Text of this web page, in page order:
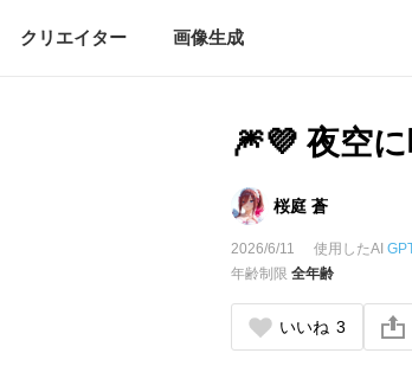
クリエイター 画像生成
🎆💜 夜空
桜庭 蒼
2026/6/11 使用したAI
年齢制限 全年齢
いいね 3